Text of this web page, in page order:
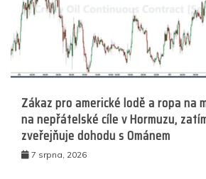
Zákaz pro americké lodě a ropa na
na nepřátelské cíle v Hormuzu,
zveřejňuje dohodu s Ománem
7 srpna, 2026